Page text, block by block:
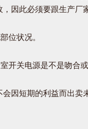
因此必须要跟生产厂
位状况。
关电源是不是吻合或
短期的利益而出卖